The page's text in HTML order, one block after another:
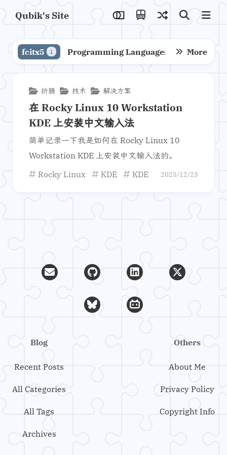
Qubik's Site
fcitx5 1 Programming Languages 1 More
折腾 技术 解决方案
在 Rocky Linux 10 Workstation
KDE 上安装中文输入法
简单记录一下我是如何在 Rocky Linux 10
Workstation KDE 上安装中文输入法的。
Rocky Linux
KDE KDE Plasma 输入法
2025/12/23
Blog
Recent Posts
All Categories
All Tags
Archives
Others
About Me
Privacy Policy
Copyright Info